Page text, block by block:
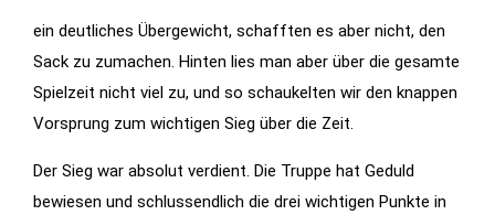
ein deutliches Übergewicht, schafften es aber nicht, den
Sack zu zumachen. Hinten lies man aber über die gesamte
Spielzeit nicht viel zu, und so schaukelten wir den knappen
Vorsprung zum wichtigen Sieg über die Zeit.
Der Sieg war absolut verdient. Die Truppe hat Geduld
bewiesen und schlussendlich die drei wichtigen Punkte in
Seite
benötigt!
Indem Sie uns Ihre
Interessen und Ihr